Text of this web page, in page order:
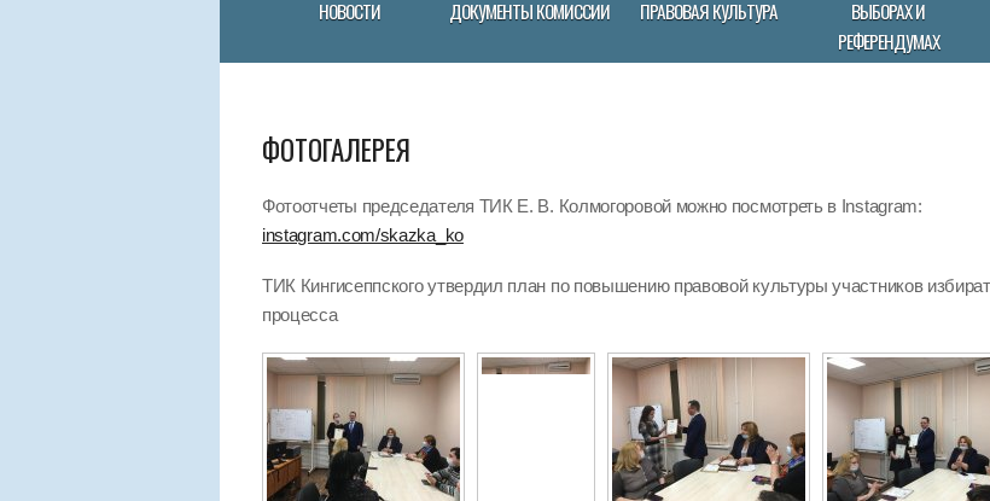
НОВОСТИ ДОКУМЕНТЫ КОМИССИИ ПРАВОВАЯ КУЛЬТУРА
ВЫБОРАХ И
РЕФЕРЕНДУМАХ
ФОТОГАЛЕРЕЯ
Фотоотчеты председателя ТИК Е. В. Колмогоровой можно посмотреть в Instagram:
instagram.com/skazka_ko
ТИК Кингисеппского утвердил план по повышению правовой культуры участников
процесса